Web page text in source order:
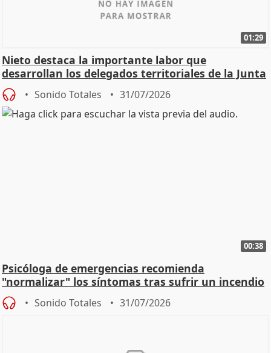
01:29
Nieto destaca la importante labor que
desarrollan los delegados territoriales de la Junta
Sonido Totales 31/07/2026
00:38
Psicóloga de emergencias recomienda
"normalizar" los síntomas tras sufrir un incendio
Sonido Totales 31/07/2026